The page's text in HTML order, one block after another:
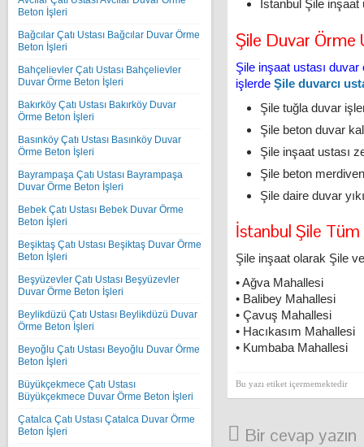
Beton İşleri
Bağcılar Çatı Ustası Bağcılar Duvar Örme
Beton İşleri
Bahçelievler Çatı Ustası Bahçelievler
Duvar Örme Beton İşleri
Bakırköy Çatı Ustası Bakırköy Duvar
Örme Beton İşleri
Basınköy Çatı Ustası Basınköy Duvar
Örme Beton İşleri
Bayrampaşa Çatı Ustası Bayrampaşa
Duvar Örme Beton İşleri
Bebek Çatı Ustası Bebek Duvar Örme
Beton İşleri
Beşiktaş Çatı Ustası Beşiktaş Duvar Örme
Beton İşleri
Beşyüzevler Çatı Ustası Beşyüzevler
Duvar Örme Beton İşleri
Beylikdüzü Çatı Ustası Beylikdüzü Duvar
Örme Beton İşleri
Beyoğlu Çatı Ustası Beyoğlu Duvar Örme
Beton İşleri
Büyükçekmece Çatı Ustası
Büyükçekmece Duvar Örme Beton İşleri
Çatalca Çatı Ustası Çatalca Duvar Örme
Beton İşleri
İstanbul Şile inşaat
Şile Duvar Örme
Şile inşaat ustası
işlerde Şile duvarcı
Şile tuğla duvar
Şile beton duvar
Şile inşaat ustası
Şile beton
Şile daire duvar
İstanbul Şile Tüm
Şile inşaat olarak Şile
• Ağva Mahallesi
• Balibey Mahallesi
• Çavuş Mahallesi
• Hacıkasım Mahallesi
• Kumbaba Mahallesi
Bu yazı etiket içermemektedir
Bir cevap yazın